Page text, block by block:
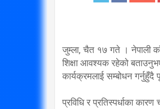
जुम्ला, चैत १७ गते । नेपाली
शिक्षा आवश्यक रहेको
कार्यक्रमलाई सम्बोधन गर्नुहुँदै
प्रविधि र प्रतिस्पर्धाका